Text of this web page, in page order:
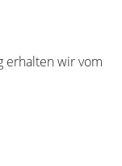
erhalten wir vom